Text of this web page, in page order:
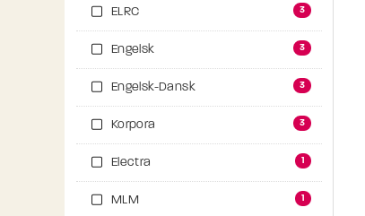
ELRC 3
Engelsk 3
Engelsk-Dansk 3
Korpora 3
Electra 1
MLM 1